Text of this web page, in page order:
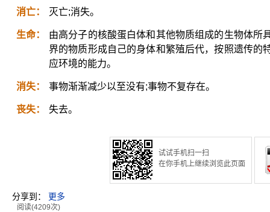
消亡： 灭亡;消失。
生命：
由高分子的核酸蛋白体和其他物质组成的生物体所
界的物质形成自己的身体和繁殖后代，按照遗传的
应环境的能力。
消失： 事物渐渐减少以至没有;事物不复存在。
丧失： 失去。
试试手机扫一扫
在你手机上继续浏览此页面
分享到： 更多
阅读(4209次)